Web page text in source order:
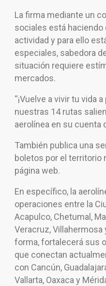
La firma mediante un
sociales está
actividad y para ello
especiales, sabedora
situación requiere
mercados.
“¡Vuelve a vivir tu vida
nuestras 14 rutas
aerolínea en su cuenta
También publica una
boletos por el territorio
página web.
En específico, la
operaciones entre la
Acapulco, Chetumal,
Veracruz, Villahermosa
forma, fortalecerá sus
que conectan
con Cancún,
Vallarta, Oaxaca y